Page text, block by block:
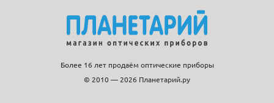
Более 16 лет продаём оптические приборы
© 2010 — 2026 Планетарий.ру